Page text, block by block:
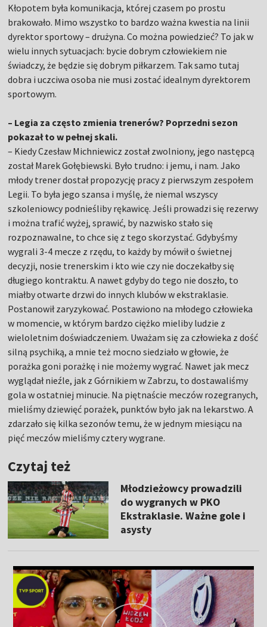
Kłopotem była komunikacja, której czasem po prostu
brakowało. Mimo wszystko to bardzo ważna kwestia na linii
dyrektor sportowy – drużyna. Co można powiedzieć? To jak w
wielu innych sytuacjach: bycie dobrym człowiekiem nie
świadczy, że będzie się dobrym piłkarzem. Tak samo tutaj
dobra i uczciwa osoba nie musi zostać idealnym dyrektorem
sportowym.
– Legia za często zmienia trenerów? Poprzedni sezon
pokazał to w pełnej skali.
– Kiedy Czesław Michniewicz został zwolniony, jego następcą
został Marek Gołębiewski. Było trudno: i jemu, i nam. Jako
młody trener dostał propozycję pracy z pierwszym zespołem
Legii. To była jego szansa i myślę, że niemal wszyscy
szkoleniowcy podnieśliby rękawicę. Jeśli prowadzi się rezerwy
i można trafić wyżej, sprawić, by nazwisko stało się
rozpoznawalne, to chce się z tego skorzystać. Gdybyśmy
wygrali 3-4 mecze z rzędu, to każdy by mówił o świetnej
decyzji, nosie trenerskim i kto wie czy nie doczekałby się
długiego kontraktu. A nawet gdyby do tego nie doszło, to
miałby otwarte drzwi do innych klubów w ekstraklasie.
Postanowił zaryzykować. Postawiono na młodego człowieka
w momencie, w którym bardzo ciężko mieliby ludzie z
wieloletnim doświadczeniem. Uważam się za człowieka z dość
silną psychiką, a mnie też mocno siedziało w głowie, że
porażka goni porażkę i nie możemy wygrać. Nawet jak mecz
wyglądał nieźle, jak z Górnikiem w Zabrzu, to dostawaliśmy
gola w ostatniej minucie. Na piętnaście meczów rozegranych,
mieliśmy dziewięć porażek, punktów było jak na lekarstwo. A
zdarzało się kilka sezonów temu, że w jednym miesiącu na
pięć meczów mieliśmy cztery wygrane.
Czytaj też
Młodzieżowcy prowadzili
do wygranych w PKO
Ekstraklasie. Ważne gole i
asysty